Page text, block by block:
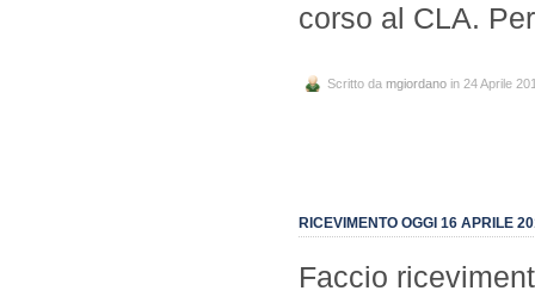
corso al CLA.
Scritto da mgiordano in 24 Aprile
RICEVIMENTO OGGI 16 APRILE
Faccio